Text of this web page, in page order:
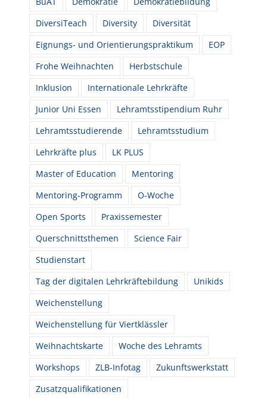
DiversiTeach
Diversity
Diversität
Eignungs- und Orientierungspraktikum
EOP
Frohe Weihnachten
Herbstschule
Inklusion
Internationale Lehrkräfte
Junior Uni Essen
Lehramtsstipendium Ruhr
Lehramtsstudierende
Lehramtsstudium
Lehrkräfte plus
LK PLUS
Master of Education
Mentoring
Mentoring-Programm
O-Woche
Open Sports
Praxissemester
Querschnittsthemen
Science Fair
Studienstart
Tag der digitalen Lehrkräftebildung
Unikids
Weichenstellung
Weichenstellung für Viertklässler
Weihnachtskarte
Woche des Lehramts
Workshops
ZLB-Infotag
Zukunftswerkstatt
Zusatzqualifikationen